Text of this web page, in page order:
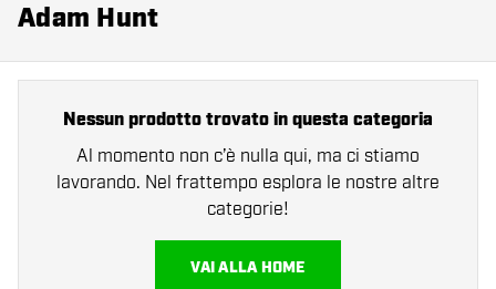
Adam Hunt
Nessun prodotto trovato in questa categoria
Al momento non c’è nulla qui, ma ci stiamo
lavorando. Nel frattempo esplora le nostre altre
categorie!
VAI ALLA HOME